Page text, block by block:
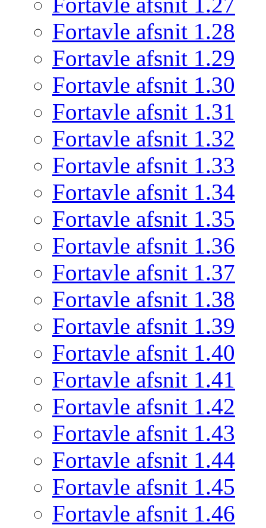
Fortavle afsnit 1.28
Fortavle afsnit 1.29
Fortavle afsnit 1.30
Fortavle afsnit 1.31
Fortavle afsnit 1.32
Fortavle afsnit 1.33
Fortavle afsnit 1.34
Fortavle afsnit 1.35
Fortavle afsnit 1.36
Fortavle afsnit 1.37
Fortavle afsnit 1.38
Fortavle afsnit 1.39
Fortavle afsnit 1.40
Fortavle afsnit 1.41
Fortavle afsnit 1.42
Fortavle afsnit 1.43
Fortavle afsnit 1.44
Fortavle afsnit 1.45
Fortavle afsnit 1.46